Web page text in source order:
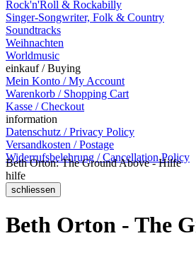
Rock'n'Roll & Rockabilly
Singer-Songwriter, Folk & Country
Soundtracks
Weihnachten
Worldmusic
einkauf / Buying
Mein Konto / My Account
Warenkorb / Shopping Cart
Kasse / Checkout
information
Datenschutz / Privacy Policy
Versandkosten / Postage
Widerrufsbelehrung / Cancellation Policy
Beth Orton: The Ground Above - Hilfe
hilfe
Beth Orton - The